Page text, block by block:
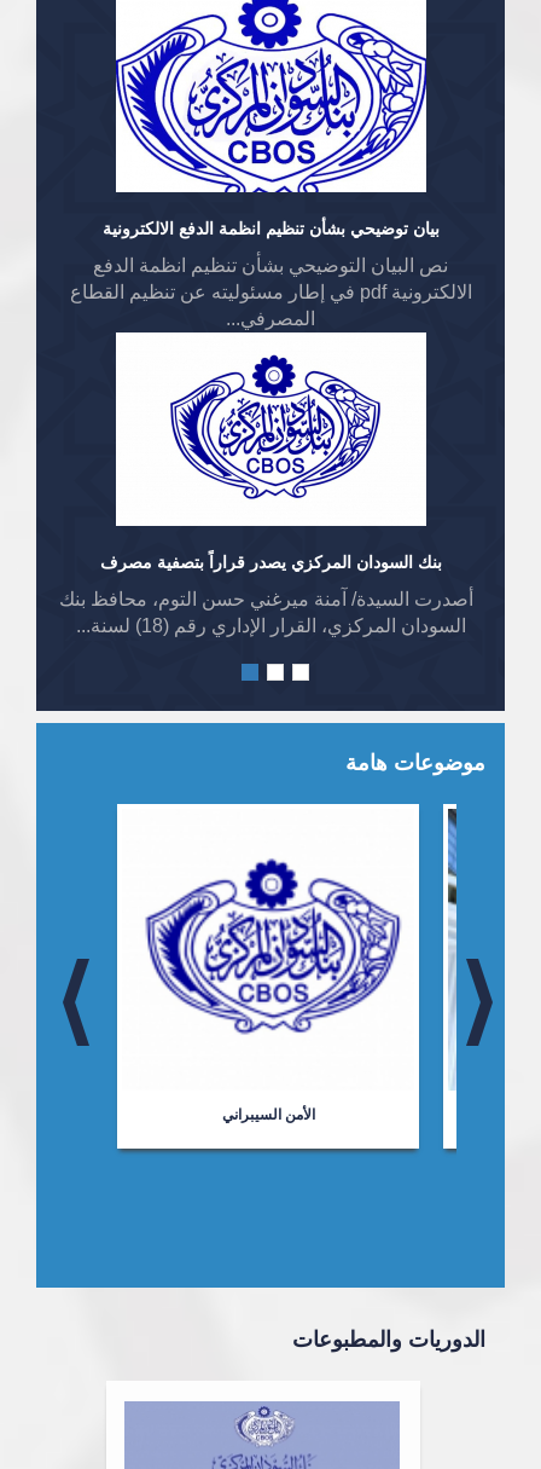
بيان توضيحي بشأن تنظيم انظمة الدفع الالكترونية
نص البيان التوضيحي بشأن تنظيم انظمة الدفع
الالكترونية pdf في إطار مسئوليته عن تنظيم القطاع
المصرفي...
بنك السودان المركزي يصدر قراراً بتصفية مصرف
أصدرت السيدة/ آمنة ميرغني حسن التوم، محافظ بنك
السودان المركزي، القرار الإداري رقم (18) لسنة...
موضوعات هامة
الأمن السيبراني
الدوريات والمطبوعات